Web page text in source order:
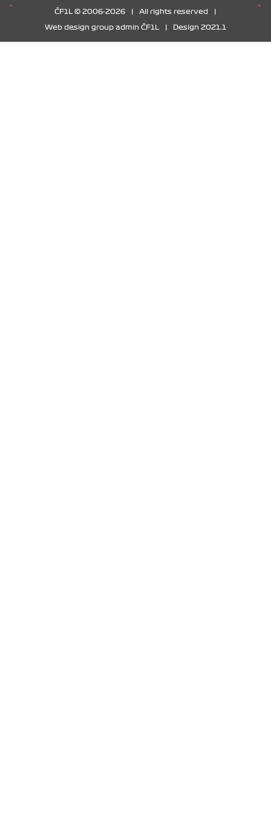
ČF1L © 2006-2026 All rights reserved
Web design group admin ČF1L Design 2021.1